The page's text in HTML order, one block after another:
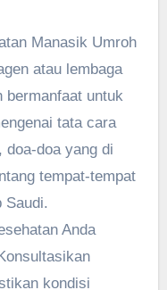
Manasik Umroh
atau lembaga
bermanfaat untuk
tata cara
doa-doa yang di
tempat-tempat
Saudi.
Anda
kondisi